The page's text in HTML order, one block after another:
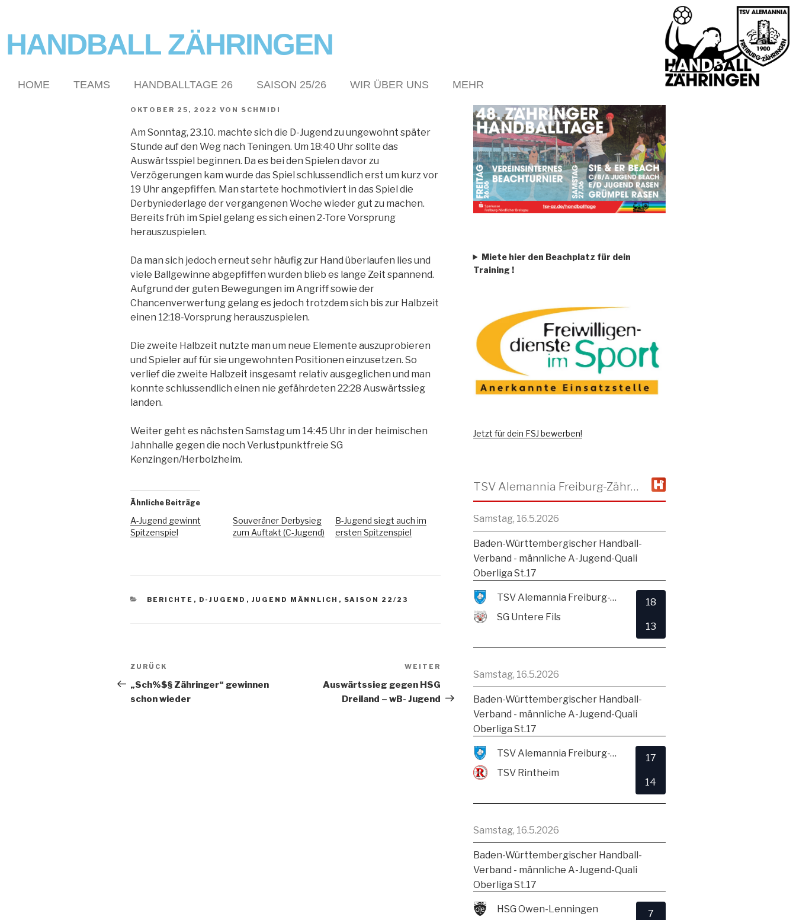
HANDBALL ZÄHRINGEN
HOME TEAMS HANDBALLTAGE 26 SAISON 25/26 WIR ÜBER UNS MEHR
OKTOBER 25, 2022 VON SCHMIDI
Am Sonntag, 23.10. machte sich die D-Jugend zu ungewohnt später
Stunde auf den Weg nach Teningen. Um 18:40 Uhr sollte das
Auswärtsspiel beginnen. Da es bei den Spielen davor zu
Verzögerungen kam wurde das Spiel schlussendlich erst um kurz vor
19 Uhr angepfiffen. Man startete hochmotiviert in das Spiel die
Derbyniederlage der vergangenen Woche wieder gut zu machen.
Bereits früh im Spiel gelang es sich einen 2-Tore Vorsprung
herauszuspielen.
Da man sich jedoch erneut sehr häufig zur Hand überlaufen lies und
viele Ballgewinne abgepfiffen wurden blieb es lange Zeit spannend.
Aufgrund der guten Bewegungen im Angriff sowie der
Chancenverwertung gelang es jedoch trotzdem sich bis zur Halbzeit
einen 12:18-Vorsprung herauszuspielen.
Die zweite Halbzeit nutzte man um neue Elemente auszuprobieren
und Spieler auf für sie ungewohnten Positionen einzusetzen. So
verlief die zweite Halbzeit insgesamt relativ ausgeglichen und man
konnte schlussendlich einen nie gefährdeten 22:28 Auswärtssieg
landen.
Weiter geht es nächsten Samstag um 14:45 Uhr in der heimischen
Jahnhalle gegen die noch Verlustpunktfreie SG
Kenzingen/Herbolzheim.
Ähnliche Beiträge
A-Jugend gewinnt
Spitzenspiel
Souveräner Derbysieg
zum Auftakt (C-Jugend)
B-Jugend siegt auch im
ersten Spitzenspiel
BERICHTE , D-JUGEND , JUGEND MÄNNLICH , SAISON 22/23
ZURÜCK
„Sch%$§ Zähringer“ gewinnen
schon wieder
WEITER
Auswärtssieg gegen HSG
Dreiland – wB- Jugend
Miete hier den Beachplatz für dein
Training !
Jetzt für dein FSJ bewerben!
TSV Alemannia Freiburg-Zähringen
Samstag, 16.5.2026
Baden-Württembergischer Handball-
Verband - männliche A-Jugend-Quali
Oberliga St.17
TSV Alemannia Freiburg-Zähringen
SG Untere Fils
18
13
Samstag, 16.5.2026
Baden-Württembergischer Handball-
Verband - männliche A-Jugend-Quali
Oberliga St.17
TSV Alemannia Freiburg-Zähringen
TSV Rintheim
17
14
Samstag, 16.5.2026
Baden-Württembergischer Handball-
Verband - männliche A-Jugend-Quali
Oberliga St.17
HSG Owen-Lenningen
7